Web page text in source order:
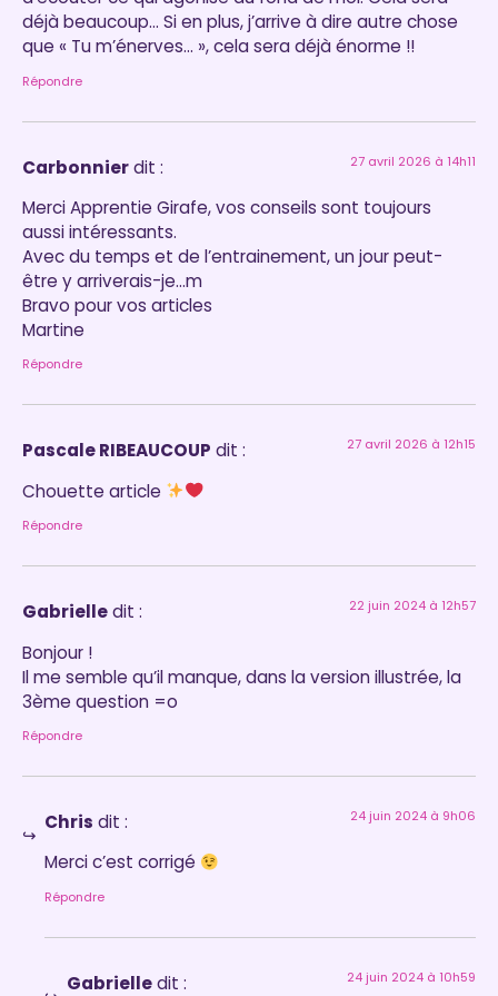
déjà beaucoup… Si en plus, j’arrive à dire autre chose
que « Tu m’énerves… », cela sera déjà énorme !!
Répondre
Carbonnierdit : 27 avril 2026 à 14h11
Merci Apprentie Girafe, vos conseils sont toujours
aussi intéressants.
Avec du temps et de l’entrainement, un jour peut-
être y arriverais-je…m
Bravo pour vos articles
Martine
Répondre
Pascale RIBEAUCOUP dit : 27 avril 2026 à 12h15
Chouette article
Répondre
Gabrielledit : 22 juin 2024 à 12h57
Bonjour !
Il me semble qu’il manque, dans la version illustrée, la
3ème question =o
Répondre
Chris dit : 24 juin 2024 à 9h06
Merci c’est corrigé
Répondre
Gabrielledit : 24 juin 2024 à 10h59